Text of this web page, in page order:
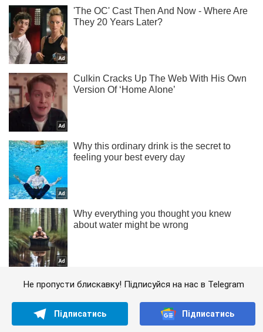
Не пропусти блискавку! Підписуйся на нас в Telegram
Підписатись Підписатись